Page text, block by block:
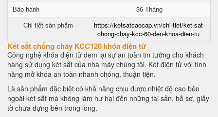
Bảo hành
36 Tháng
Chi tiết sản phẩm
https://ketsatcaocap.vn/chi-tiet/ket-sat-
chong-chay-kcc-60-den-khoa-dien-tu
Két sắt chống cháy KCC120 khóa điện tử
Công nghệ khóa điện tử đem lại sự an toàn tin tưởng cho khách
hàng sử dụng két sắt của nhà máy chúng tôi. Két điện tử với tính
năng mở khóa an toàn nhanh chóng, thuận tiện.
Là sản phẩm đặc biệt có khả năng chịu được nhiệt độ cao bên
ngoài két sắt mà không làm hư hại đến những tài sản, hồ sơ, giấy
tờ chưa đựng bên trong lòng.